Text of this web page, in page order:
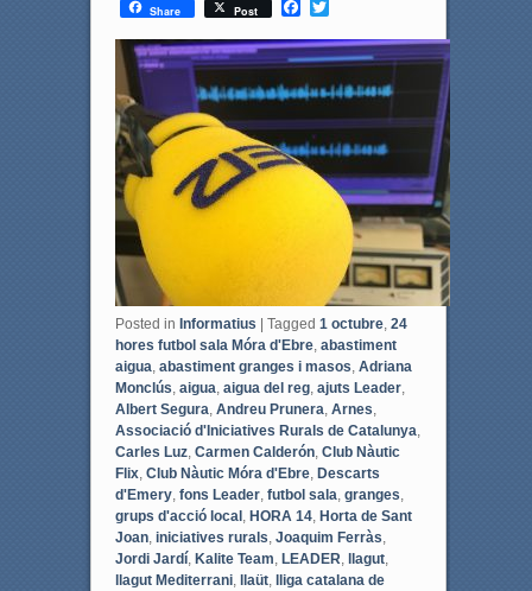
Share Post
c
e
b
o
o
k
i
t
t
e
r
Posted in Informatius Tagged 1 octubre, 24
hores futbol sala Móra d'Ebre, abastiment
aigua, abastiment granges i masos, Adriana
Monclús, aigua, aigua del reg, ajuts Leader,
Albert Segura, Andreu Prunera, Arnes,
Associació d'Iniciatives Rurals de Catalunya,
Carles Luz, Carmen Calderón, Club Nàutic
Flix, Club Nàutic Móra d'Ebre, Descarts
d'Emery, fons Leader, futbol sala, granges,
grups d'acció local , HORA 14, Horta de Sant
Joan, iniciatives rurals, Joaquim Ferràs,
Jordi Jardí, Kalite Team, LEADER, llagut,
llagut Mediterrani, llaüt,
lliga catalana de